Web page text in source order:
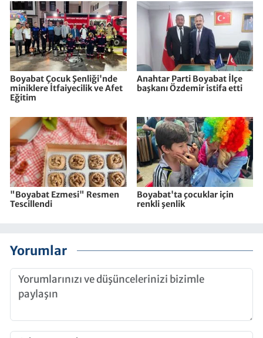
Boyabat Çocuk Şenliği'nde
miniklere İtfaiyecilik ve Afet
Eğitim
Anahtar Parti Boyabat İlçe
başkanı Özdemir istifa etti
"Boyabat Ezmesi" Resmen
Tescillendi
Boyabat'ta çocuklar için
renkli şenlik
Yorumlar